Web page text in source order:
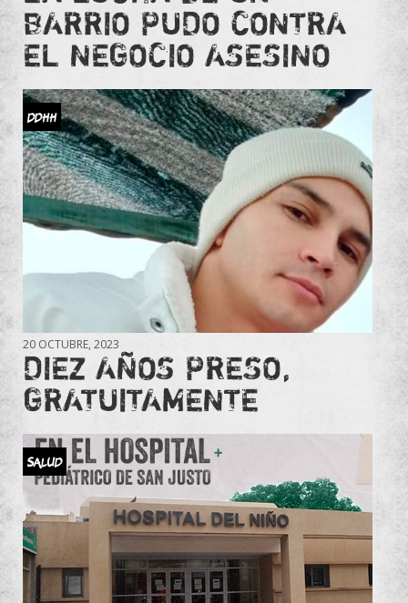
BARRIO PUDO CONTRA
EL NEGOCIO ASESINO
DDHH
20 OCTUBRE, 2023
DIEZ AÑOS PRESO,
GRATUITAMENTE
Salud